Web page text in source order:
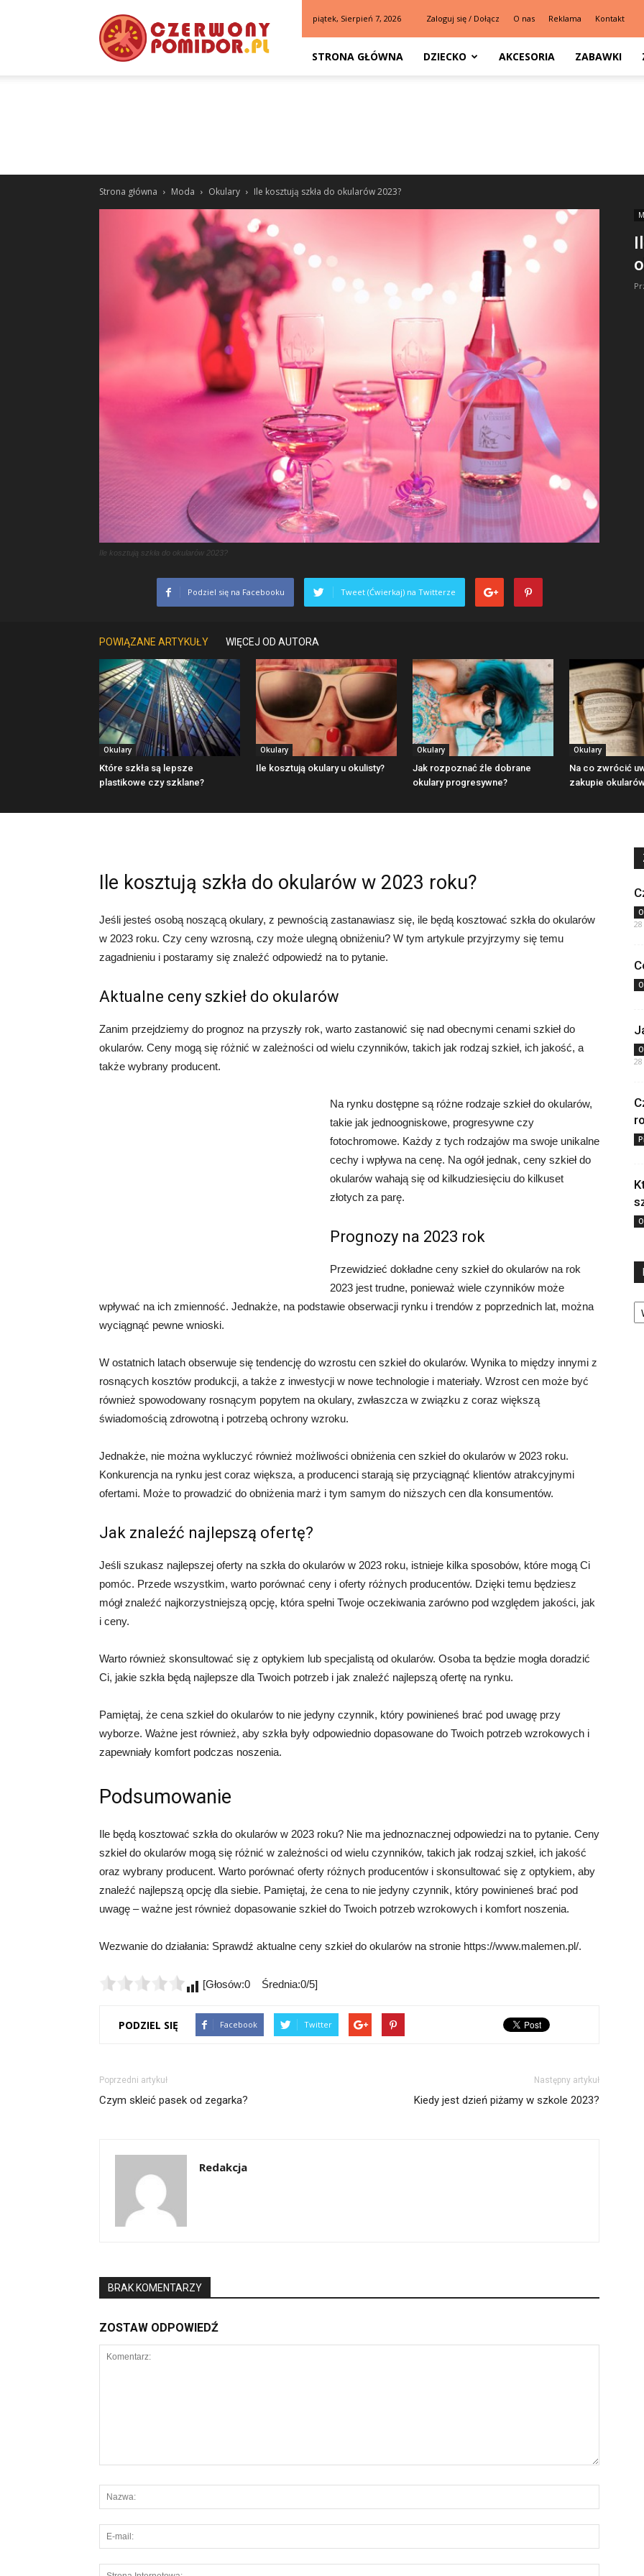
piątek, Sierpień 7, 2026 Zaloguj się / Dołącz O nas Reklama Kontakt
STRONA GŁÓWNA DZIECKO AKCESORIA ZABAWKI
Strona główna Moda Okulary Ile kosztują szkła do okularów 2023?
Ile kosztują szkła do okularów 2023?
Podziel się na Facebooku Tweet (Ćwierkaj) na Twitterze
POWIĄZANE ARTYKUŁY WIĘCEJ OD AUTORA
Okulary
Które szkła są lepsze
plastikowe czy szklane?
Okulary
Ile kosztują okulary u okulisty?
Okulary
Jak rozpoznać źle dobrane
okulary progresywne?
Okulary
Na co zwrócić
zakupie
Ile kosztują szkła do okularów w 2023 roku?
Jeśli jesteś osobą noszącą okulary, z pewnością zastanawiasz się, ile będą kosztować szkła do okularów
w 2023 roku. Czy ceny wzrosną, czy może ulegną obniżeniu? W tym artykule przyjrzymy się temu
zagadnieniu i postaramy się znaleźć odpowiedź na to pytanie.
Aktualne ceny szkieł do okularów
Zanim przejdziemy do prognoz na przyszły rok, warto zastanowić się nad obecnymi cenami szkieł do
okularów. Ceny mogą się różnić w zależności od wielu czynników, takich jak rodzaj szkieł, ich jakość, a
także wybrany producent.
Na rynku dostępne są różne rodzaje szkieł do okularów,
takie jak jednoogniskowe, progresywne czy
fotochromowe. Każdy z tych rodzajów ma swoje unikalne
cechy i wpływa na cenę. Na ogół jednak, ceny szkieł do
okularów wahają się od kilkudziesięciu do kilkuset
złotych za parę.
Prognozy na 2023 rok
Przewidzieć dokładne ceny szkieł do okularów na rok
2023 jest trudne, ponieważ wiele czynników może
wpływać na ich zmienność. Jednakże, na podstawie obserwacji rynku i trendów z poprzednich lat, można
wyciągnąć pewne wnioski.
W ostatnich latach obserwuje się tendencję do wzrostu cen szkieł do okularów. Wynika to między innymi z
rosnących kosztów produkcji, a także z inwestycji w nowe technologie i materiały. Wzrost cen może być
również spowodowany rosnącym popytem na okulary, zwłaszcza w związku z coraz większą
świadomością zdrowotną i potrzebą ochrony wzroku.
Jednakże, nie można wykluczyć również możliwości obniżenia cen szkieł do okularów w 2023 roku.
Konkurencja na rynku jest coraz większa, a producenci starają się przyciągnąć klientów atrakcyjnymi
ofertami. Może to prowadzić do obniżenia marż i tym samym do niższych cen dla konsumentów.
Jak znaleźć najlepszą ofertę?
Jeśli szukasz najlepszej oferty na szkła do okularów w 2023 roku, istnieje kilka sposobów, które mogą Ci
pomóc. Przede wszystkim, warto porównać ceny i oferty różnych producentów. Dzięki temu będziesz
mógł znaleźć najkorzystniejszą opcję, która spełni Twoje oczekiwania zarówno pod względem jakości, jak
i ceny.
Warto również skonsultować się z optykiem lub specjalistą od okularów. Osoba ta będzie mogła doradzić
Ci, jakie szkła będą najlepsze dla Twoich potrzeb i jak znaleźć najlepszą ofertę na rynku.
Pamiętaj, że cena szkieł do okularów to nie jedyny czynnik, który powinieneś brać pod uwagę przy
wyborze. Ważne jest również, aby szkła były odpowiednio dopasowane do Twoich potrzeb wzrokowych i
zapewniały komfort podczas noszenia.
Podsumowanie
Ile będą kosztować szkła do okularów w 2023 roku? Nie ma jednoznacznej odpowiedzi na to pytanie. Ceny
szkieł do okularów mogą się różnić w zależności od wielu czynników, takich jak rodzaj szkieł, ich jakość
oraz wybrany producent. Warto porównać oferty różnych producentów i skonsultować się z optykiem, aby
znaleźć najlepszą opcję dla siebie. Pamiętaj, że cena to nie jedyny czynnik, który powinieneś brać pod
uwagę – ważne jest również dopasowanie szkieł do Twoich potrzeb wzrokowych i komfort noszenia.
Wezwanie do działania: Sprawdź aktualne ceny szkieł do okularów na stronie https://www.malemen.pl/.
[Głosów:0 Średnia:0/5]
PODZIEL SIĘ Facebook Twitter
Poprzedni artykuł
Czym skleić pasek od zegarka?
Następny artykuł
Kiedy jest dzień piżamy w szkole 2023?
Redakcja
BRAK KOMENTARZY
ZOSTAW ODPOWIEDŹ